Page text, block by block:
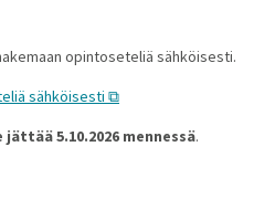
opintoseteliä sähköisesti.
sähköisesti
5.10.2026 mennessä.